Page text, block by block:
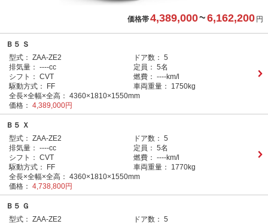
価格帯4,389,000~6,162,200 円
Ｂ５ Ｓ
型式： ZAA-ZE2 ドア数： 5
排気量： ----cc 定員： 5名
シフト： CVT 燃費： ----km/l
駆動方式：
FF 車両重量：
1750kg
全長×全幅×全高： 4360×1810×1550mm
価格： 4,389,000円
Ｂ５ Ｘ
型式： ZAA-ZE2 ドア数： 5
排気量： ----cc 定員： 5名
シフト： CVT 燃費： ----km/l
駆動方式：
FF 車両重量：
1770kg
全長×全幅×全高： 4360×1810×1550mm
価格： 4,738,800円
Ｂ５ Ｇ
型式： ZAA-ZE2 ドア数： 5